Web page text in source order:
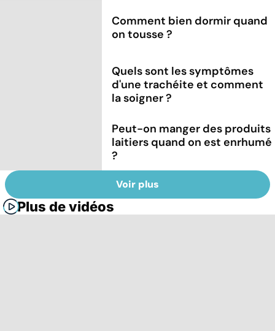
Comment bien dormir quand
on tousse ?
Quels sont les symptômes
d'une trachéite et comment
la soigner ?
Peut-on manger des produits
laitiers quand on est enrhumé
?
Voir plus
Plus de vidéos